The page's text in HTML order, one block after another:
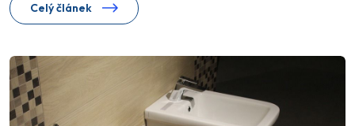
Celý článek